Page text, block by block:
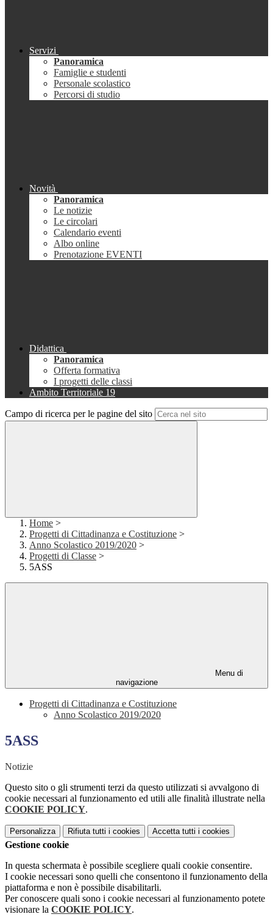
Servizi
Panoramica
Famiglie e studenti
Personale scolastico
Percorsi di studio
Novità
Panoramica
Le notizie
Le circolari
Calendario eventi
Albo online
Prenotazione EVENTI
Didattica
Panoramica
Offerta formativa
I progetti delle classi
Ambito Territoriale 19
Campo di ricerca per le pagine del sito
Home >
Progetti di Cittadinanza e Costituzione >
Anno Scolastico 2019/2020 >
Progetti di Classe >
5ASS
Menu di
navigazione
Progetti di Cittadinanza e Costituzione
Anno Scolastico 2019/2020
5ASS
Notizie
Questo sito o gli strumenti terzi da questo utilizzati si avvalgono di
cookie necessari al funzionamento ed utili alle finalità illustrate nella
COOKIE POLICY.
Personalizza Rifiuta tutti i cookies Accetta tutti i cookies
Gestione cookie
In questa schermata è possibile scegliere quali cookie consentire.
I cookie necessari sono quelli che consentono il funzionamento della
piattaforma e non è possibile disabilitarli.
Per conoscere quali sono i cookie necessari al funzionamento potete
visionare la COOKIE POLICY.